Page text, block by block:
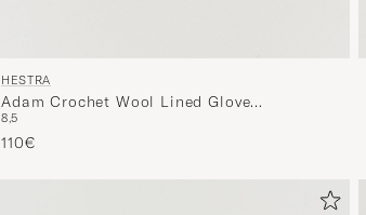
HESTRA
Adam Crochet Wool Lined Glove
Chestnut/Beige
8,5
110€